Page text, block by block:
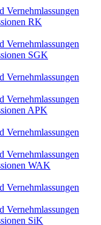
Vernehmlassungen
RK
Vernehmlassungen
SGK
Vernehmlassungen
Vernehmlassungen
APK
Vernehmlassungen
Vernehmlassungen
WAK
Vernehmlassungen
Vernehmlassungen
SiK